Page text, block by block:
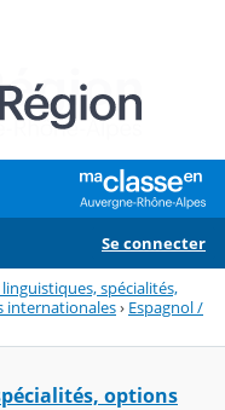
Se connecter
linguistiques, spécialités,
internationales› Espagnol /
options